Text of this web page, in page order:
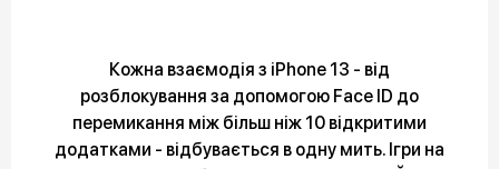
Кожна взаємодія з iPhone 13 - від
розблокування за допомогою Face ID до
перемикання між більш ніж 10 відкритими
додатками - відбувається в одну мить. Ігри на